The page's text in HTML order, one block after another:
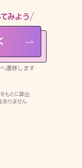
みよう
遷移します
もとに算出
りません